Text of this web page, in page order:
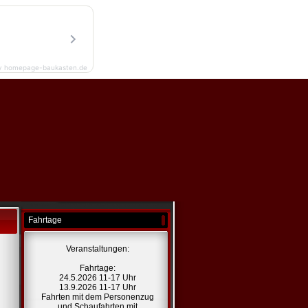
Fahrtage
Veranstaltungen:
Fahrtage:
24.5.2026 11-17 Uhr
13.9.2026 11-17 Uhr
Fahrten mit dem Personenzug
homepage-baukasten.de